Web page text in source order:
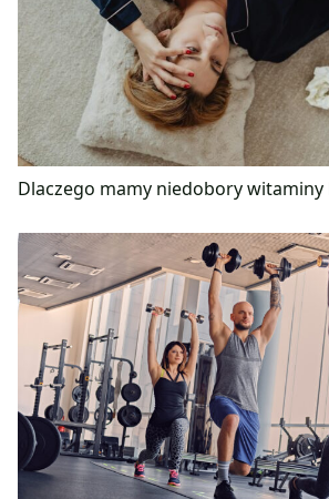
Dlaczego mamy niedobory witaminy